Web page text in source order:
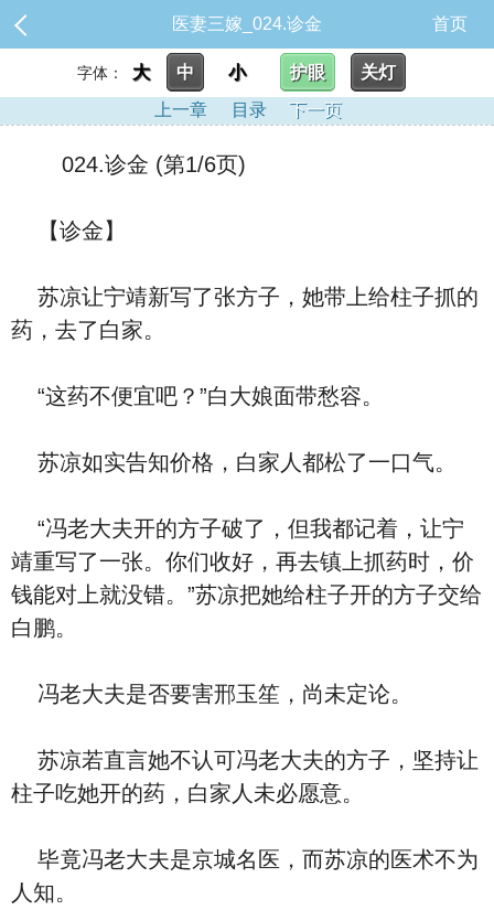
医妻三嫁_024.诊金 首页
字体： 大 中 小 护眼
关灯
上一章
目录 下一页
024.诊金 (第1/6页)
【诊金】
苏凉让宁靖新写了张方子，她带上给柱子抓的
药，去了白家。
“这药不便宜吧？”白大娘面带愁容。
苏凉如实告知价格，白家人都松了一口气。
“冯老大夫开的方子破了，但我都记着，让宁
靖重写了一张。你们收好，再去镇上抓药时，价
钱能对上就没错。”苏凉把她给柱子开的方子交给
白鹏。
冯老大夫是否要害邢玉笙，尚未定论。
苏凉若直言她不认可冯老大夫的方子，坚持让
柱子吃她开的药，白家人未必愿意。
毕竟冯老大夫是京城名医，而苏凉的医术不为
人知。